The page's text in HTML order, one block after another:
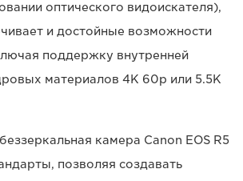
оптического видоискателя),
и достойные возможности
поддержку внутренней
материалов 4K 60p или 5.5K
камера Canon EOS R5
позволяя создавать